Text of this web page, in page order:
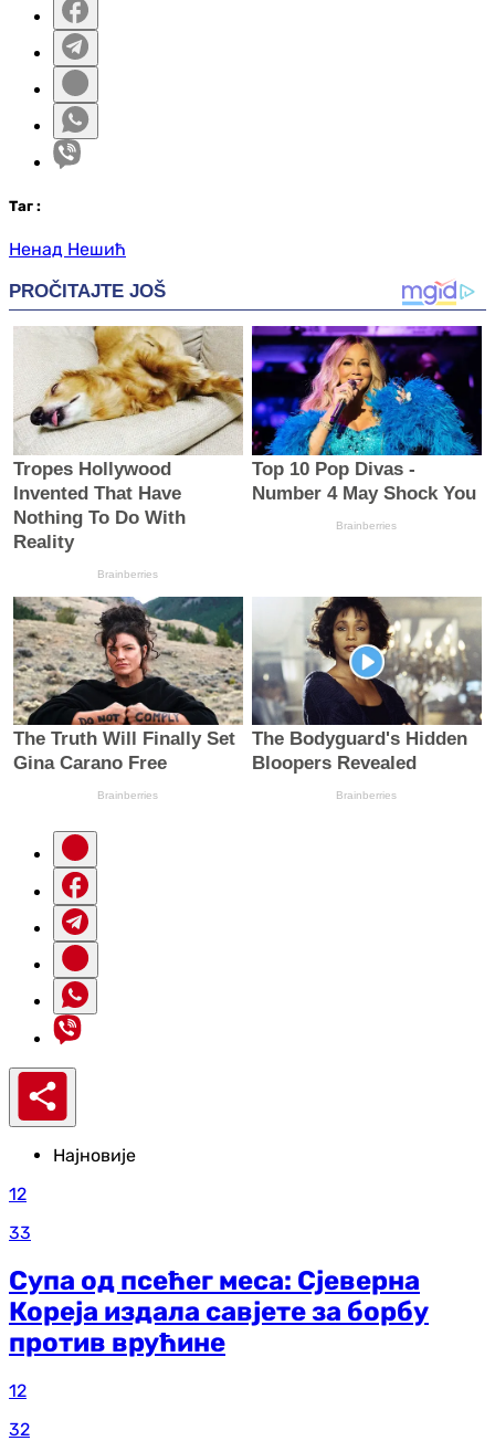
Таг :
Ненад Нешић
Најновије
12
33
Супа од псећег меса: Сјеверна
Кореја издала савјете за борбу
против врућине
12
32